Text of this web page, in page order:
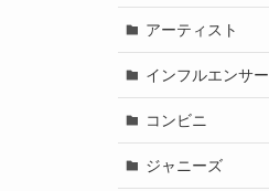
アーティスト
インフルエンサー
コンビニ
ジャニーズ